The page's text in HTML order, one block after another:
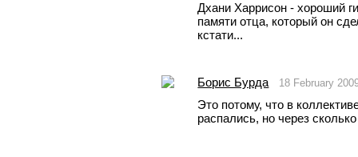
Дхани Харрисон - хороший
памяти отца, который он
кстати...
Борис Бурда 18 February
Это потому, что в
распались, но через